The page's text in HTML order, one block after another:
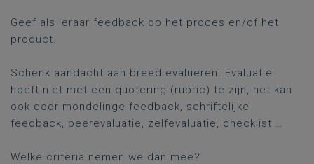
Geef als leraar feedback op het proces en/of het
product.
Schenk aandacht aan breed evalueren. Evaluatie
hoeft niet met een quotering (rubric) te zijn, het kan
ook door mondelinge feedback, schriftelijke
feedback, peerevaluatie, zelfevaluatie, checklist …
Welke criteria nemen we dan mee?